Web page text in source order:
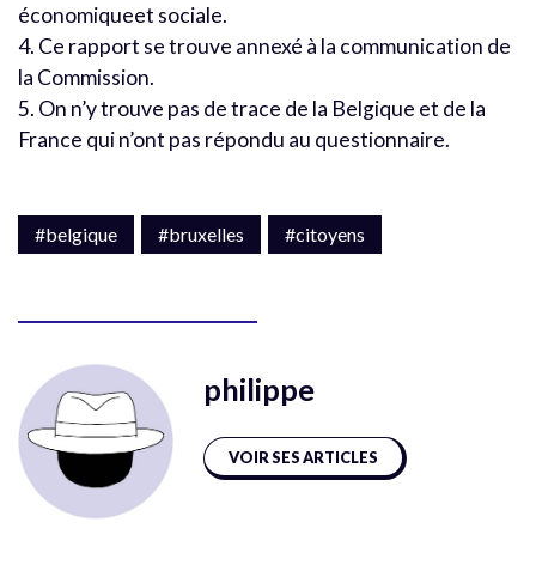
économiqueet sociale.
4. Ce rapport se trouve annexé à la communication de
la Commission.
5. On n’y trouve pas de trace de la Belgique et de la
France qui n’ont pas répondu au questionnaire.
#belgique #bruxelles #citoyens
philippe
VOIR SES ARTICLES